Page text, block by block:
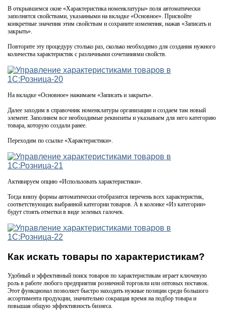
В открывшемся окне «Характеристика номенклатуры» поля автоматически
заполнятся свойствами, указанными на вкладке «Основное». Присвойте
конкретные значения этим свойствам и сохраните изменения, нажав «Записать и
закрыть».
Повторите эту процедуру столько раз, сколько необходимо для создания нужного
количества характеристик с различными сочетаниями свойств.
На вкладке «Основное» нажимаем «Записать и закрыть».
Далее заходим в справочник номенклатуры организации и создаем там новый
элемент. Заполняем все необходимые реквизиты и указываем для него категорию
товара, которую создали ранее.
Переходим по ссылке «Характеристики».
Активируем опцию «Использовать характеристики».
Тогда внизу формы автоматически отобразится перечень всех характеристик,
соответствующих выбранной категории товаров. А в колонке «Из категории»
будут стоять отметки в виде зеленых галочек.
Как искать товары по характеристикам?
Удобный и эффективный поиск товаров по характеристикам играет ключевую
роль в работе любого предприятия розничной торговли или оптовых поставок.
Этот функционал позволяет быстро находить нужные позиции среди большого
ассортимента продукции, значительно сокращая время на подбор товара и
повышая общую эффективность бизнеса.